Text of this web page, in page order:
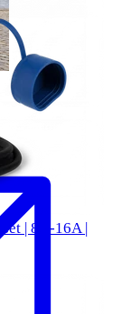
| 8A-16A |